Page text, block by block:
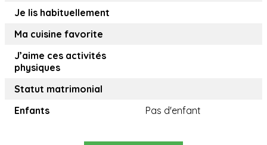
Je lis habituellement
Ma cuisine favorite
J’aime ces activités
physiques
Statut matrimonial
Enfants
Pas d'enfant